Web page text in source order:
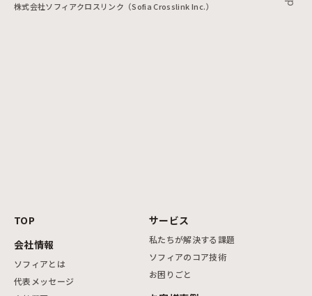
株式会社ソフィアクロスリンク（Sofia Crosslink Inc.）
TOP
会社情報
ソフィアとは
代表メッセージ
サービス
私たちが解決する課題
ソフィアのコア技術
お困りごと